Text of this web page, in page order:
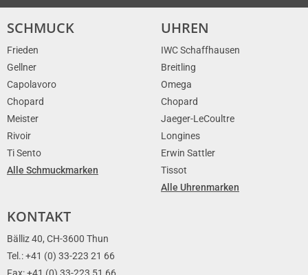
SCHMUCK
Frieden
Gellner
Capolavoro
Chopard
Meister
Rivoir
Ti Sento
Alle Schmuckmarken
UHREN
IWC Schaffhausen
Breitling
Omega
Chopard
Jaeger-LeCoultre
Longines
Erwin Sattler
Tissot
Alle Uhrenmarken
KONTAKT
Bälliz 40, CH-3600 Thun
Tel.: +41 (0) 33-223 21 66